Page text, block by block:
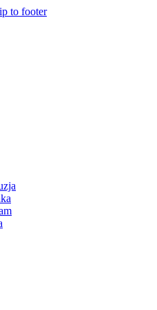
to footer